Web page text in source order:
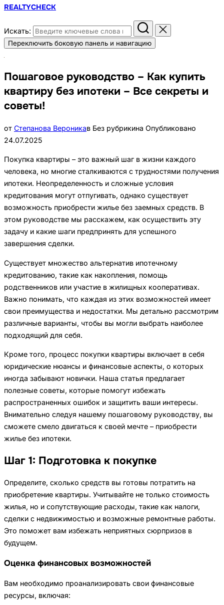
REALTYCHECK
Искать:
Переключить боковую панель и навигацию
Пошаговое руководство – Как купить
квартиру без ипотеки – Все секреты и
советы!
от Степанова Вероникав Без рубрикина Опубликовано
24.07.2025
Покупка квартиры – это важный шаг в жизни каждого
человека, но многие сталкиваются с трудностями получения
ипотеки. Неопределенность и сложные условия
кредитования могут отпугивать, однако существует
возможность приобрести жилье без заемных средств. В
этом руководстве мы расскажем, как осуществить эту
задачу и какие шаги предпринять для успешного
завершения сделки.
Существует множество альтернатив ипотечному
кредитованию, такие как накопления, помощь
родственников или участие в жилищных кооперативах.
Важно понимать, что каждая из этих возможностей имеет
свои преимущества и недостатки. Мы детально рассмотрим
различные варианты, чтобы вы могли выбрать наиболее
подходящий для себя.
Кроме того, процесс покупки квартиры включает в себя
юридические нюансы и финансовые аспекты, о которых
иногда забывают новички. Наша статья предлагает
полезные советы, которые помогут избежать
распространенных ошибок и защитить ваши интересы.
Внимательно следуя нашему пошаговому руководству, вы
сможете смело двигаться к своей мечте – приобрести
жилье без ипотеки.
Шаг 1: Подготовка к покупке
Определите, сколько средств вы готовы потратить на
приобретение квартиры. Учитывайте не только стоимость
жилья, но и сопутствующие расходы, такие как налоги,
сделки с недвижимостью и возможные ремонтные работы.
Это поможет вам избежать неприятных сюрпризов в
будущем.
Оценка финансовых возможностей
Вам необходимо проанализировать свои финансовые
ресурсы, включая: